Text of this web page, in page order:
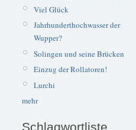
Viel Glück
Jahrhunderthochwasser der
Wupper?
Solingen und seine Brücken
Einzug der Rollatoren!
Lurchi
mehr
Schlagwortliste